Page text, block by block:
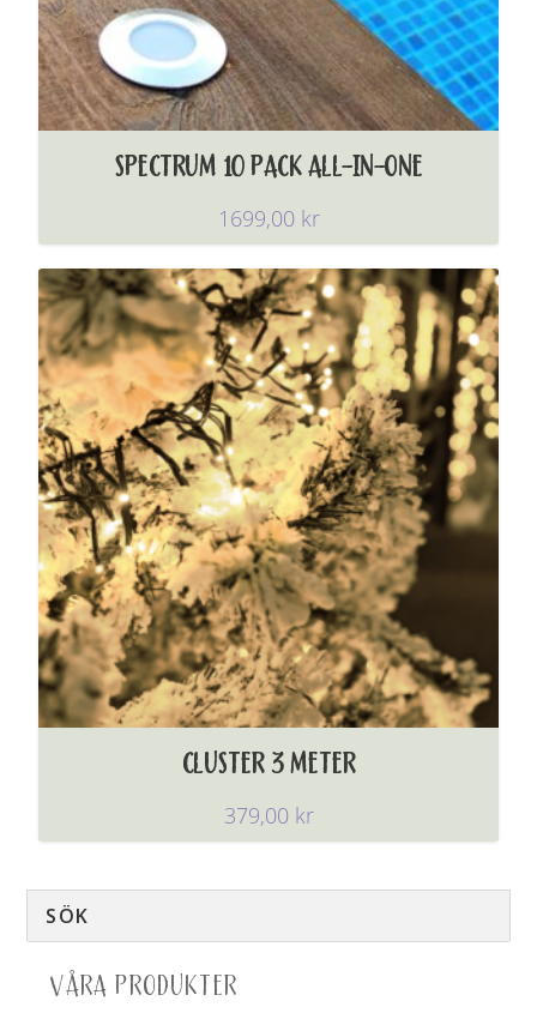
SPECTRUM 10 PACK ALL-IN-ONE
1699,00 kr
CLUSTER 3 METER
379,00 kr
VÅRA PRODUKTER